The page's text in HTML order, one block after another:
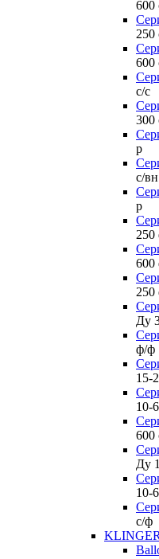
600
250
600
c/c
300
р
с/
р
Ду
ф/ф
15-
10-
600
Ду
10-
с/ф
KLINGER